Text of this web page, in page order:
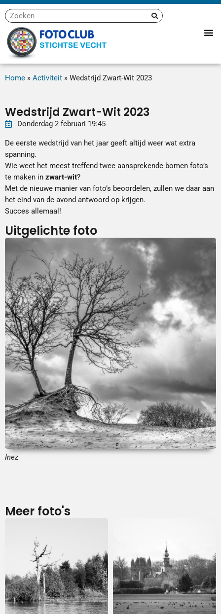
Home » Activiteit » Wedstrijd Zwart-Wit 2023
Wedstrijd Zwart-Wit 2023
Donderdag 2 februari 19:45
De eerste wedstrijd van het jaar geeft altijd weer wat extra
spanning.
Wie weet het meest treffend twee aansprekende bomen foto’s
te maken in zwart-wit?
Met de nieuwe manier van foto’s beoordelen, zullen we daar aan
het eind van de avond antwoord op krijgen.
Succes allemaal!
Uitgelichte foto
Inez
Meer foto's